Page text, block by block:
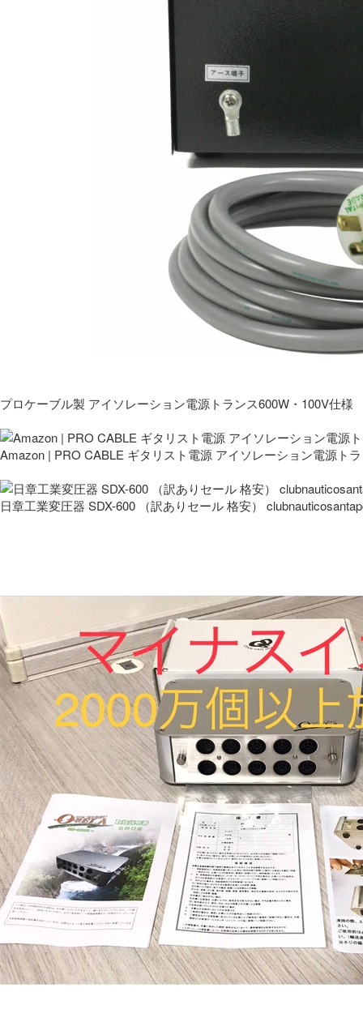
プロケーブル製 アイソレーション電源トランス600W・100V仕様
Amazon | PRO CABLE ギタリスト電源 アイソレーション電源ト
日章工業変圧器 SDX-600 （訳ありセール 格安）